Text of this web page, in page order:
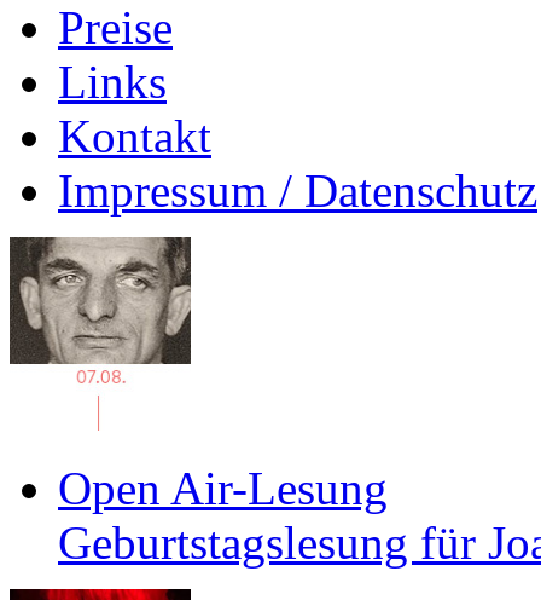
Preise
Links
Kontakt
Impressum / Datenschutz
Open Air-Lesung
Geburtstagslesung für